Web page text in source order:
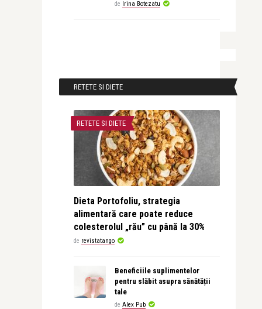
de Irina Botezatu
RETETE SI DIETE
RETETE SI DIETE
Dieta Portofoliu, strategia
alimentară care poate reduce
colesterolul „rău” cu până la 30%
de revistatango
Beneficiile suplimentelor
pentru slăbit asupra sănătății
tale
de Alex Pub